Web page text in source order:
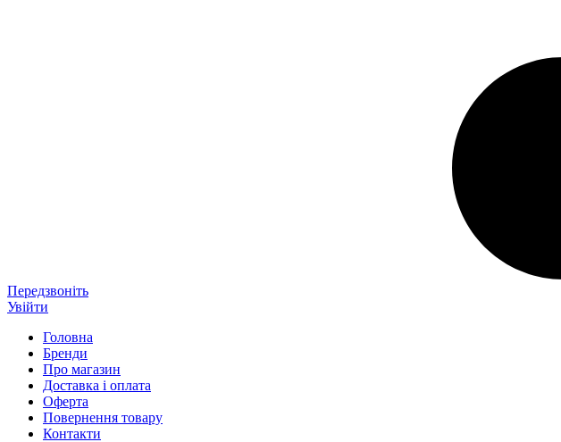
Передзвоніть
Увійти
Головна
Бренди
Про магазин
Доставка і оплата
Оферта
Повернення товару
Контакти